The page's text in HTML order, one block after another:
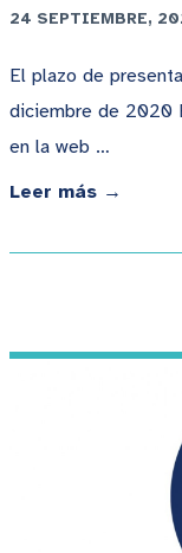
24 SEPTIEMBRE,
El plazo de
diciembre de 2020
en la web …
Leer más →